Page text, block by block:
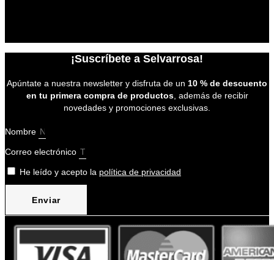
¡Suscríbete a Selvarrosa!
Apúntate a nuestra newsletter y disfruta de un 10 % de descuento
en tu primera compra de productos, además de recibir
novedades y promociones exclusivas.
Nombre
Correo electrónico
He leído y acepto la política de privacidad
Enviar